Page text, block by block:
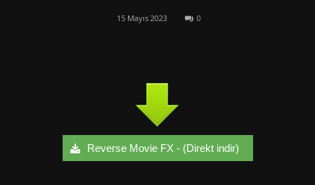
15 Mayıs 2023 0
Reverse Movie FX - (Direkt indir)